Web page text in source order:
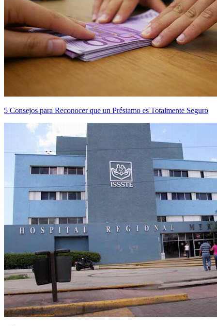
5 Consejos para Reconocer que un Préstamo es Totalmente Seguro